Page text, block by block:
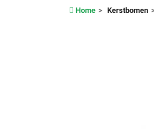
Home Kerstbomen